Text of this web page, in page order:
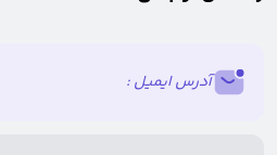
آدرس ایمیل :